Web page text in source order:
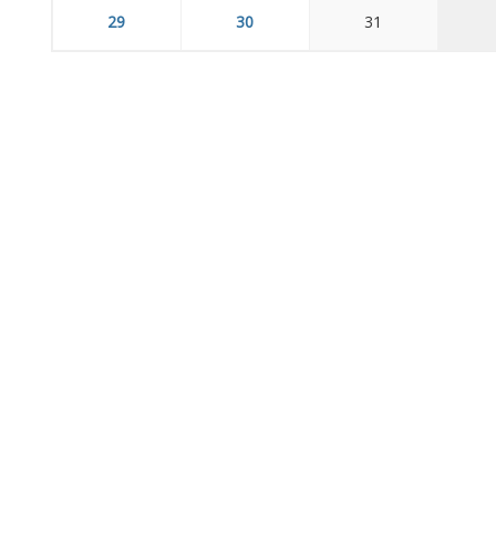
29 30 31